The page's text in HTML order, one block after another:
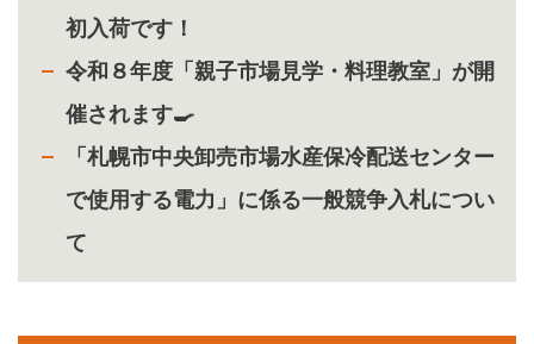
初入荷です！
令和８年度「親子市場見学・料理教室」が開
催されます🍳
「札幌市中央卸売市場水産保冷配送センター
で使用する電力」に係る一般競争入札につい
て